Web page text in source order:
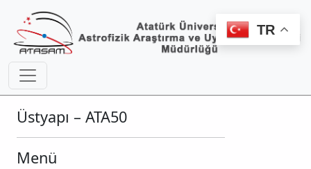
Üstyapı – ATA50
Menü
TR